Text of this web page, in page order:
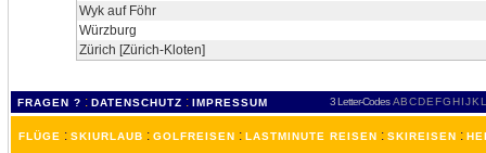
Wyk auf Föhr
Würzburg
Zürich [Zürich-Kloten]
FRAGEN ? : DATENSCHUTZ : IMPRESSUM 3 Letter-Codes ABCDEFGH IJKL
FLÜGE : SKIURLAUB : GOLFREISEN : LASTMINUTE REISEN : SKIREISEN :